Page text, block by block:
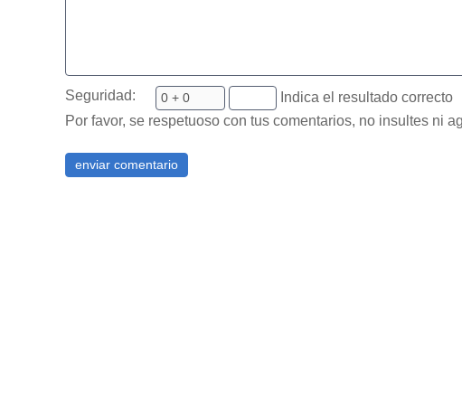
Seguridad:
Indica el resultado correcto
Por favor, se respetuoso con tus comentarios, no insultes ni